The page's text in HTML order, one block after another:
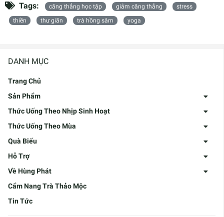
DANH MỤC
Trang Chủ
Sản Phẩm
Thức Uống Theo Nhịp Sinh Hoạt
Thức Uống Theo Mùa
Quà Biếu
Hỗ Trợ
Về Hùng Phát
Cẩm Nang Trà Thảo Mộc
Tin Tức
Tags: căng thẳng học tập giảm căng thẳng
stress
thiền
thư giãn trà hồng sâm yoga